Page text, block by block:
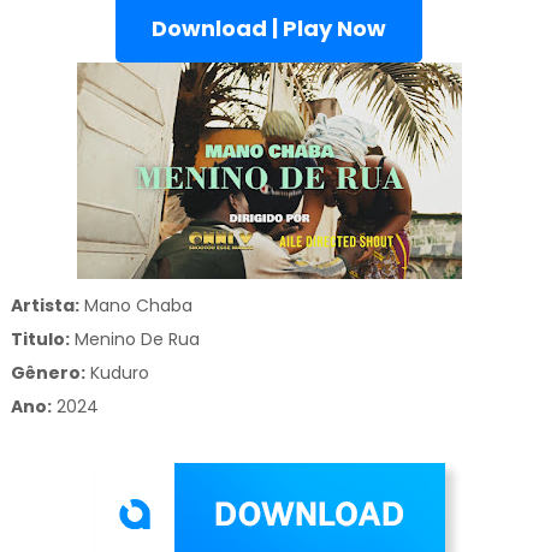
Download | Play Now
Artista:Mano Chaba
Titulo:Menino De Rua
Gênero: Kuduro
Ano:2024